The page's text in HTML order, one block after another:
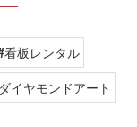
看板レンタル
イヤモンドアート